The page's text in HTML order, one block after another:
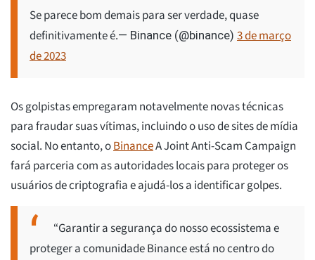
Se parece bom demais para ser verdade, quase
definitivamente é.— Binance (@binance) 3 de março
de 2023
Os golpistas empregaram notavelmente novas técnicas
para fraudar suas vítimas, incluindo o uso de sites de mídia
social. No entanto, oBinanceA Joint Anti-Scam Campaign
fará parceria com as autoridades locais para proteger os
usuários de criptografia e ajudá-los a identificar golpes.
“Garantir a segurança do nosso ecossistema e
proteger a comunidade Binance está no centro do